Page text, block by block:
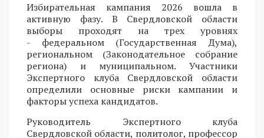
Избирательная кампания 2026 вошла в
активную фазу. В Свердловской области
выборы проходят на трех уровнях
- федеральном (Государственная Дума),
региональном (Законодательное собрание
региона) и муниципальном. Участники
Экспертного клуба Свердловской области
определили основные риски кампании и
факторы успеха кандидатов.
Руководитель Экспертного клуба
Свердловской области, политолог, профессор